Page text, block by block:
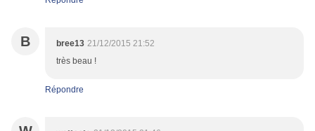
B bree13 21/12/2015 21:52
très beau !
Répondre